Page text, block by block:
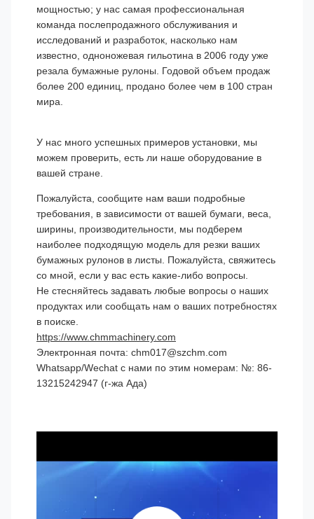
мощностью; у нас самая профессиональная
команда послепродажного обслуживания и
исследований и разработок, насколько нам
известно, одноножевая гильотина в 2006 году уже
резала бумажные рулоны. Годовой объем продаж
более 200 единиц, продано более чем в 100 стран
мира.
У нас много успешных примеров установки, мы
можем проверить, есть ли наше оборудование в
вашей стране.
Пожалуйста, сообщите нам ваши подробные
требования, в зависимости от вашей бумаги, веса,
ширины, производительности, мы подберем
наиболее подходящую модель для резки ваших
бумажных рулонов в листы. Пожалуйста, свяжитесь
со мной, если у вас есть какие-либо вопросы.
Не стесняйтесь задавать любые вопросы о наших
продуктах или сообщать нам о ваших потребностях
в поиске.
https://www.chmmachinery.com
Электронная почта: chm017@szchm.com
Whatsapp/Wechat с нами по этим номерам: №: 86-
13215242947 (г-жа Ада)